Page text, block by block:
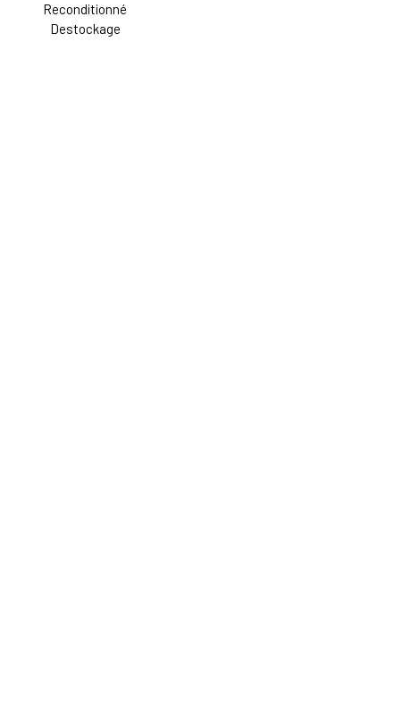
Reconditionné
Destockage